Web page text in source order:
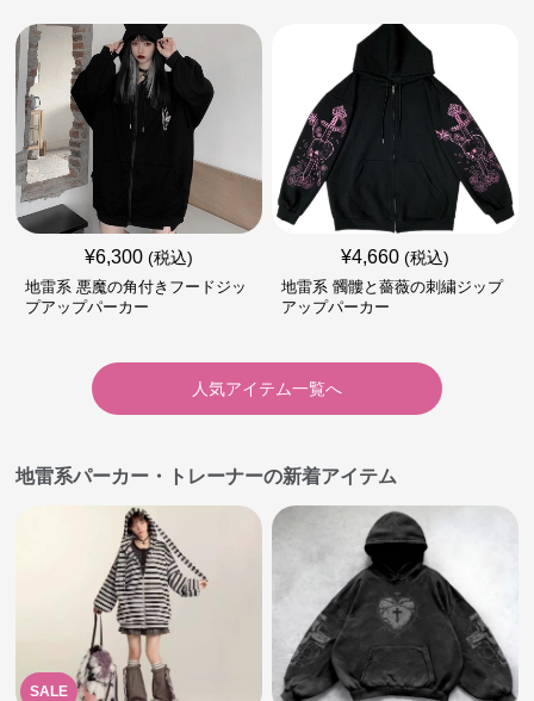
¥6,300 (税込)
地雷系 悪魔の角付きフードジッ
プアップパーカー
¥4,660 (税込)
地雷系 髑髏と薔薇の刺繍ジップ
アップパーカー
人気アイテム一覧へ
地雷系パーカー・トレーナーの新着アイテム
SALE